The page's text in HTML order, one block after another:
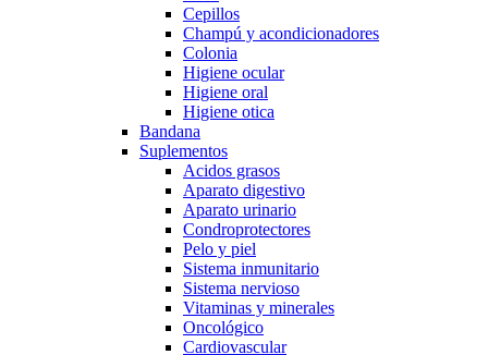
Cepillos
Champú y acondicionadores
Colonia
Higiene ocular
Higiene oral
Higiene otica
Bandana
Suplementos
Acidos grasos
Aparato digestivo
Aparato urinario
Condroprotectores
Pelo y piel
Sistema inmunitario
Sistema nervioso
Vitaminas y minerales
Oncológico
Cardiovascular